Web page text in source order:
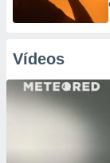
Vídeos